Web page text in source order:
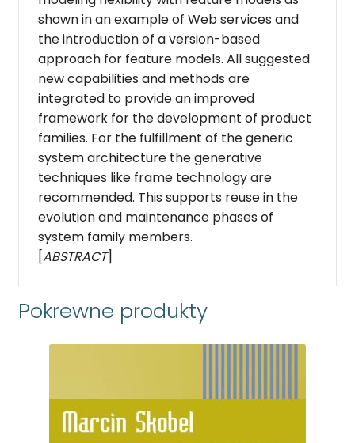
shown in an example of Web services and
the introduction of a version-based
approach for feature models. All suggested
new capabilities and methods are
integrated to provide an improved
framework for the develop­ment of product
families. For the fulfillment of the generic
system architecture the generative
techniques like frame technology are
recommended. This supports reuse in the
evolution and maintenance phases of
system family members.
[ABSTRACT]
Pokrewne produkty